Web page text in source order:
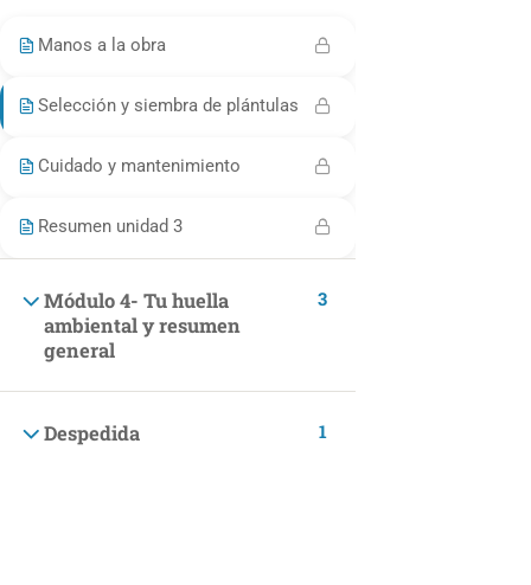
Manos a la obra
Selección y siembra de plántulas
Cuidado y mantenimiento
Resumen unidad 3
Módulo 4- Tu huella
ambiental y resumen
general
3
Despedida 1
Marketing y Negocios
Desarrollo Personal
Mascotas
INCOMPANY
Programas Incompany